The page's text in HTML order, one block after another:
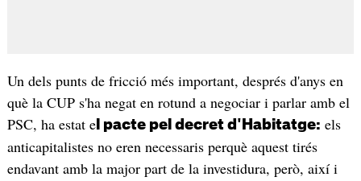
Un dels punts de fricció més important, després d'anys en
què la CUP s'ha negat en rotund a negociar i parlar amb el
PSC, ha estat el pacte pel decret d'Habitatge: els
anticapitalistes no eren necessaris perquè aquest tirés
endavant amb la major part de la investidura, però, així i